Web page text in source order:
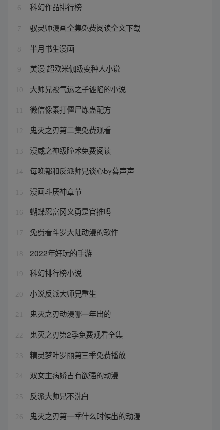
6 科幻作品排行榜
7 驭灵师漫画全集免费阅读全文下载
8 半月书生漫画
9 美漫 超欧米伽级变种人小说
10 大师兄被气运之子诬陷的小说
微信像素打僵尸炼蛊配方
12 鬼灭之刃第二集免费观看
13 漫威之神级瞳术免费阅读
14 每晚都和反派师兄谈心by暮声声
15 漫画斗厌神章节
16 蝴蝶忍富冈义勇是官推吗
17 免费看斗罗大陆动漫的软件
18 2022年好玩的手游
19 科幻排行榜小说
20 小说反派大师兄重生
21 鬼灭之刃动漫哪一年出的
22 鬼灭之刃第2季免费观看全集
23 精灵梦叶罗丽第三季免费播放
24 双女主病娇占有欲强的动漫
25 反派大师兄不洗白
26 鬼灭之刃第一季什么时候出的动漫